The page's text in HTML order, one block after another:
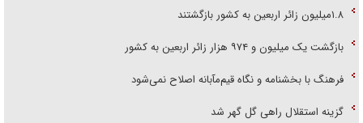
۱.۸میلیون زائر اربعین به کشور بازگشتند
بازگشت یک میلیون و ۹۷۴ هزار زائر اربعین به کشور
فرهنگ با بخشنامه و نگاه قیم‌مآبانه اصلاح نمی‌شود
گزینه استقلال راهی گل گهر شد